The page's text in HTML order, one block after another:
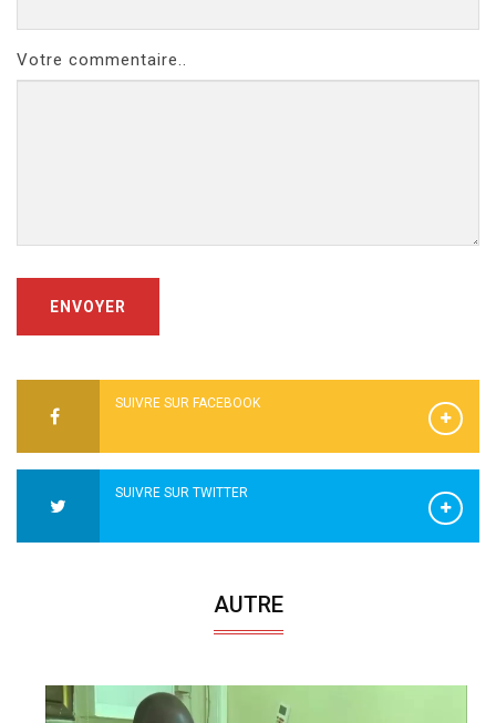
Votre commentaire..
ENVOYER
SUIVRE SUR FACEBOOK
SUIVRE SUR TWITTER
AUTRE